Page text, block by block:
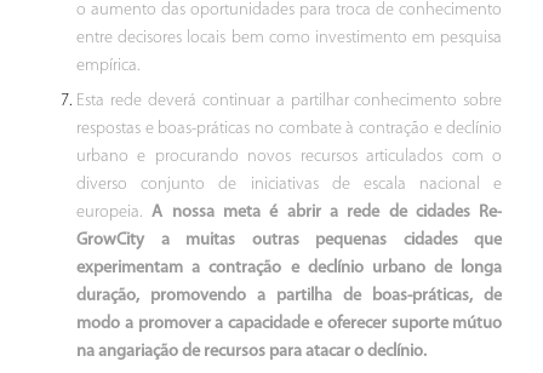
o aumento das oportunidades para troca de conhecimento
entre decisores locais bem como investimento em pesquisa
empírica.
Esta rede deverá continuar a partilhar conhecimento sobre
respostas e boas-práticas no combate à contração e declínio
urbano e procurando novos recursos articulados com o
diverso conjunto de iniciativas de escala nacional e
europeia.A nossa meta é abrir a rede de cidades Re-
GrowCity a muitas outras pequenas cidades que
experimentam a contração e declínio urbano de longa
duração, promovendo a partilha de boas-práticas, de
modo a promover a capacidade e oferecer suporte mútuo
na angariação de recursos para atacar o declínio.